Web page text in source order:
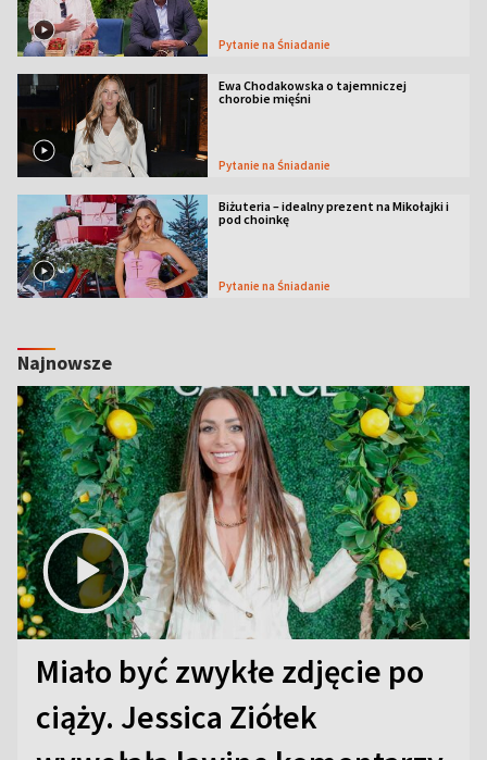
Pytanie na Śniadanie
Ewa Chodakowska o tajemniczej
chorobie mięśni
Pytanie na Śniadanie
Biżuteria – idealny prezent na Mikołajki i
pod choinkę
Pytanie na Śniadanie
Najnowsze
Miało być zwykłe zdjęcie po
ciąży. Jessica Ziółek